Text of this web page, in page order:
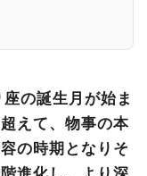
の誕生月が始ま
えて、物事の本
の時期となりそ